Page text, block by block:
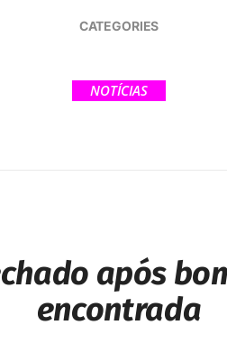
CATEGORIES
NOTÍCIAS
após
encontrada